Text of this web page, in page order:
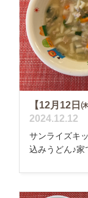
【12月12日
2024.12.12
サンライズキ
込みうどん♪家